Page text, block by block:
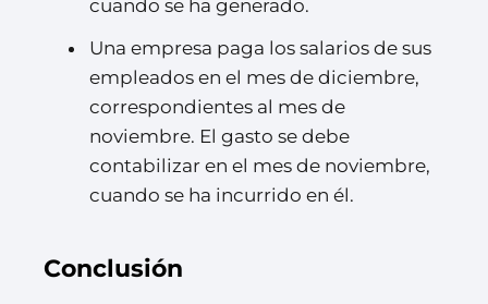
cuando se ha generado.
Una empresa paga los salarios de sus
empleados en el mes de diciembre,
correspondientes al mes de
noviembre. El gasto se debe
contabilizar en el mes de noviembre,
cuando se ha incurrido en él.
Conclusión